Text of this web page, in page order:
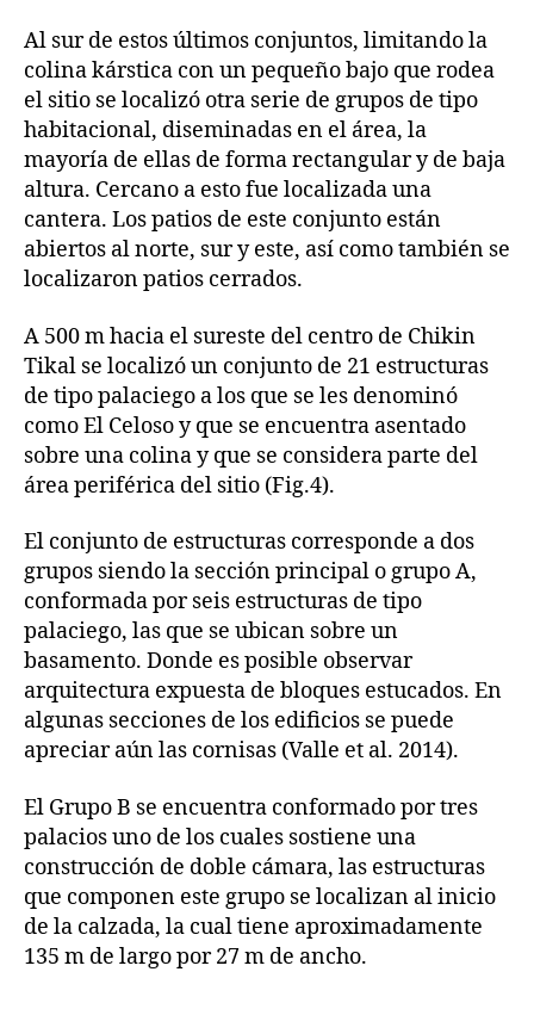
Al sur de estos últimos conjuntos, limitando la
colina kárstica con un pequeño bajo que rodea
el sitio se localizó otra serie de grupos de tipo
habitacional, diseminadas en el área, la
mayoría de ellas de forma rectangular y de baja
altura. Cercano a esto fue localizada una
cantera. Los patios de este conjunto están
abiertos al norte, sur y este, así como también se
localizaron patios cerrados.
A 500 m hacia el sureste del centro de Chikin
Tikal se localizó un conjunto de 21 estructuras
de tipo palaciego a los que se les denominó
como El Celoso y que se encuentra asentado
sobre una colina y que se considera parte del
área periférica del sitio (Fig.4).
El conjunto de estructuras corresponde a dos
grupos siendo la sección principal o grupo A,
conformada por seis estructuras de tipo
palaciego, las que se ubican sobre un
basamento. Donde es posible observar
arquitectura expuesta de bloques estucados. En
algunas secciones de los edificios se puede
apreciar aún las cornisas (Valle et al. 2014).
El Grupo B se encuentra conformado por tres
palacios uno de los cuales sostiene una
construcción de doble cámara, las estructuras
que componen este grupo se localizan al inicio
de la calzada, la cual tiene aproximadamente
135 m de largo por 27 m de ancho.